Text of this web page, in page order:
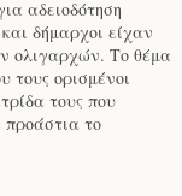
αδειοδότηση
δήμαρχοι είχαν
ολιγαρχών. Το θέμα
τους ορισμένοι
τους που
το